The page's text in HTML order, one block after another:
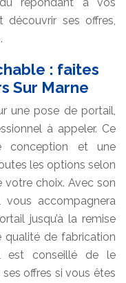
ses offres,
: faites
Sur Marne
une pose de portail,
à appeler. Ce
conception et une
les options selon
choix. Avec son
vous accompagnera
jusqu’à la remise
qualité de fabrication
est conseillé de le
offres si vous êtes